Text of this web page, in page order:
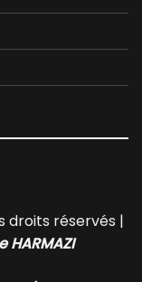
droits réservés |
HARMAZI